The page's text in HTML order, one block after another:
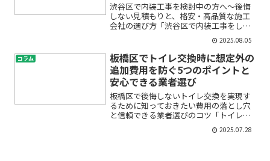
渋谷区で内装工事を検討中の方へ～後悔
しない見積もりと、格安・高品質な施工
会社の選び方「渋谷区で内装工事をした
いけど、どこに依頼すればいいかわから
ない」「見積もりの内容が不透明で不
安」「予算内で高品質な仕上がりにした
い」――こんなお悩みをお持...
2025.08.05
コラム
板橋区でトイレ交換時に想定外の
追加費用を防ぐ5つのポイントと
安心できる業者選び
板橋区で後悔しないトイレ交換を実現す
るために知っておきたい費用の落とし穴
と信頼できる業者選びのコツ「トイレが
古くて水漏れが心配」「リフォーム費用
が思ったより高くならないか不安」──
2025.07.28